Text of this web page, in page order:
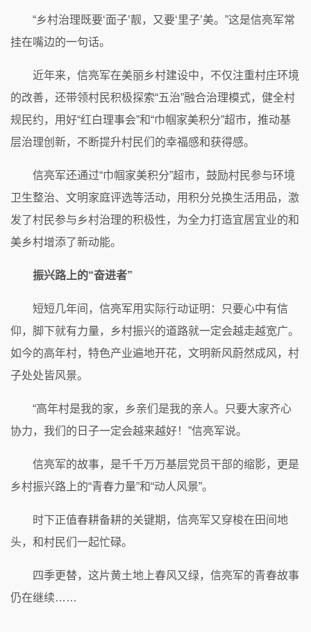
“乡村治理既要‘面子’靓，又要‘里子’美。”这是信亮军常
挂在嘴边的一句话。
近年来，信亮军在美丽乡村建设中，不仅注重村庄环境
的改善，还带领村民积极探索“五治”融合治理模式，健全村
规民约，用好“红白理事会”和“巾帼家美积分”超市，推动基
层治理创新，不断提升村民们的幸福感和获得感。
信亮军还通过“巾帼家美积分”超市，鼓励村民参与环境
卫生整治、文明家庭评选等活动，用积分兑换生活用品，激
发了村民参与乡村治理的积极性，为全力打造宜居宜业的和
美乡村增添了新动能。
振兴路上的“奋进者”
短短几年间，信亮军用实际行动证明：只要心中有信
仰，脚下就有力量，乡村振兴的道路就一定会越走越宽广。
如今的高年村，特色产业遍地开花，文明新风蔚然成风，村
子处处皆风景。
“高年村是我的家，乡亲们是我的亲人。只要大家齐心
协力，我们的日子一定会越来越好！”信亮军说。
信亮军的故事，是千千万万基层党员干部的缩影，更是
乡村振兴路上的“青春力量”和“动人风景”。
时下正值春耕备耕的关键期，信亮军又穿梭在田间地
头，和村民们一起忙碌。
四季更替，这片黄土地上春风又绿，信亮军的青春故事
仍在继续……